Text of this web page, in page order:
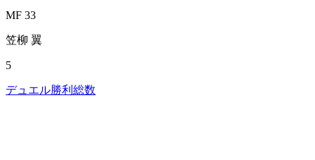
MF 33
笠柳 翼
5
デュエル勝利総数